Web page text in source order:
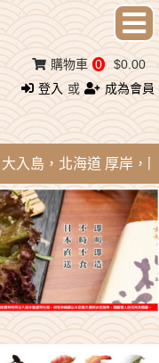
登入 或
成為會員
購物車 0 $0.00
島，北海道 厚岸，